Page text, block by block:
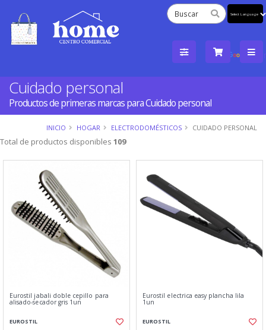
by
Cuidado personal
Productos de primeras marcas para Cuidado personal
INICIO HOGAR ELECTRODOMÉSTICOS CUIDADO PERSONAL
Total de productos disponibles 109
Eurostil jabali doble cepillo para
alisado-secador gris 1un
EUROSTIL
Eurostil electrica easy plancha lila
1un
EUROSTIL